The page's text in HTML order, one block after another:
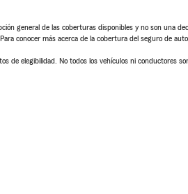
general de las coberturas disponibles y no son una
conocer más acerca de la cobertura del seguro de
de elegibilidad. No todos los vehículos ni conductores